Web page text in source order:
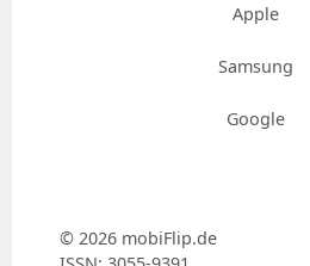
Apple
Samsung
Google
© 2026 mobiFlip.de